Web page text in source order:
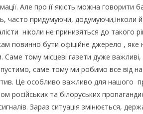
Але про її якість можна
часто придумуючи, додумуючи,інколи
ніколи не принизяться до такого
повинно бути офіційне джерело , яке
Саме тому місцеві газети дуже
саме тому ми робимо все від
Це особливо важливо для нашого
російських та білоруських
Зараз ситуація змінюється,